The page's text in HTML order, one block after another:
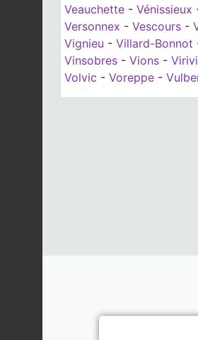
Veauchette - Vénissieux
Versonnex - Vescours -
Vignieu - Villard-Bonnot
Vinsobres - Vions -
Volvic - Voreppe -